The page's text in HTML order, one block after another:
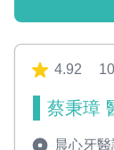
4.92
蔡秉璋
晨心牙